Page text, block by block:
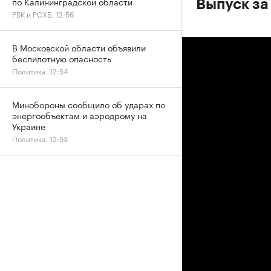
Выпуск
РБК и РСХБ, 12:56
В Московской области объявили
беспилотную опасность
Политика, 12:54
Минобороны сообщило об ударах по
энергообъектам и аэродрому на
Украине
Политика, 12:53